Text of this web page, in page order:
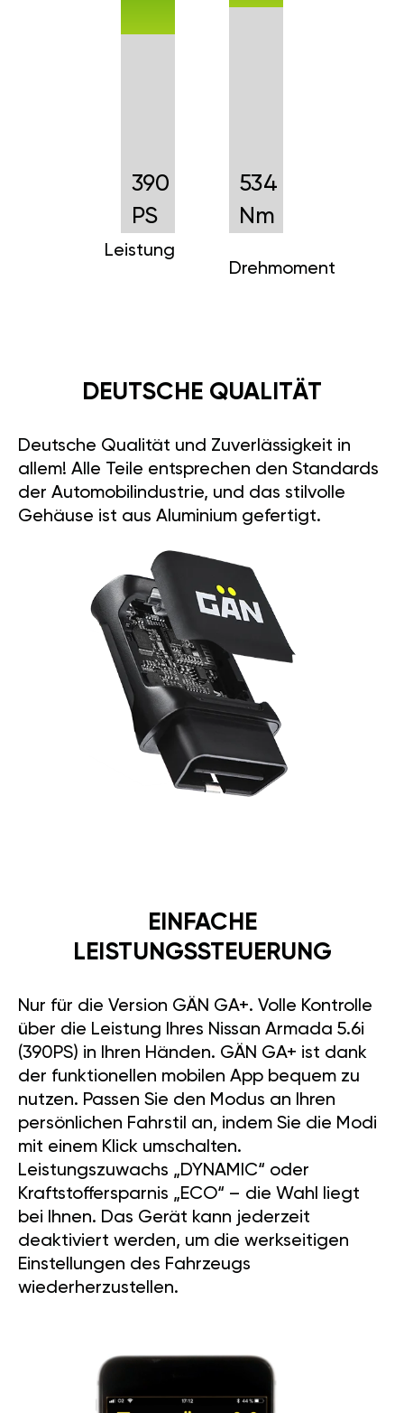
390
PS
Leistung
534
Nm
Drehmoment
DEUTSCHE QUALITÄT
Deutsche Qualität und Zuverlässigkeit in
allem! Alle Teile entsprechen den Standards
der Automobilindustrie, und das stilvolle
Gehäuse ist aus Aluminium gefertigt.
EINFACHE
LEISTUNGSSTEUERUNG
Nur für die Version GÄN GA+. Volle Kontrolle
über die Leistung Ihres Nissan Armada 5.6i
(390PS) in Ihren Händen. GÄN GA+ ist dank
der funktionellen mobilen App bequem zu
nutzen. Passen Sie den Modus an Ihren
persönlichen Fahrstil an, indem Sie die Modi
mit einem Klick umschalten.
Leistungszuwachs „DYNAMIC“ oder
Kraftstoffersparnis „ECO“ – die Wahl liegt
bei Ihnen. Das Gerät kann jederzeit
deaktiviert werden, um die werkseitigen
Einstellungen des Fahrzeugs
wiederherzustellen.